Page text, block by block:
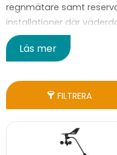
regnmätare samt
installationer där
föras vidare till andra
Läs mer
FILTRERA